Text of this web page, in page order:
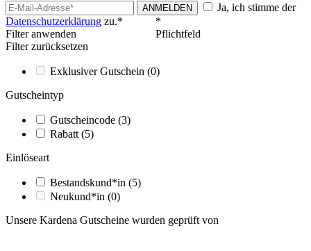
ANMELDEN
Ja, ich stimme der
Datenschutzerklärung zu.*
*
Pflichtfeld
Filter anwenden
Filter zurücksetzen
Exklusiver Gutschein (0)
Gutscheintyp
Gutscheincode (3)
Rabatt (5)
Einlöseart
Bestandskund*in (5)
Neukund*in (0)
Unsere Kardena Gutscheine wurden geprüft von